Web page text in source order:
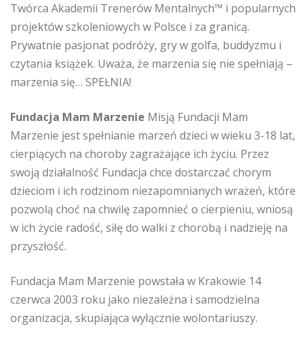
Twórca Akademii Trenerów Mentalnych™ i popularnych
projektów szkoleniowych w Polsce i za granicą.
Prywatnie pasjonat podróży, gry w golfa, buddyzmu i
czytania książek. Uważa, że marzenia się nie spełniają –
marzenia się… SPEŁNIA!
Fundacja Mam Marzenie Misją Fundacji Mam
Marzenie jest spełnianie marzeń dzieci w wieku 3-18 lat,
cierpiących na choroby zagrażające ich życiu. Przez
swoją działalność Fundacja chce dostarczać chorym
dzieciom i ich rodzinom niezapomnianych wrażeń, które
pozwolą choć na chwilę zapomnieć o cierpieniu, wniosą
w ich życie radość, siłę do walki z chorobą i nadzieję na
przyszłość.
Fundacja Mam Marzenie powstała w Krakowie 14
czerwca 2003 roku jako niezależna i samodzielna
organizacja, skupiająca wyłącznie wolontariuszy.